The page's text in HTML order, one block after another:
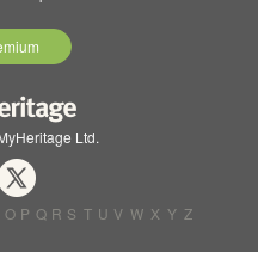
Ltd.
O P Q R S T U V W X Y Z